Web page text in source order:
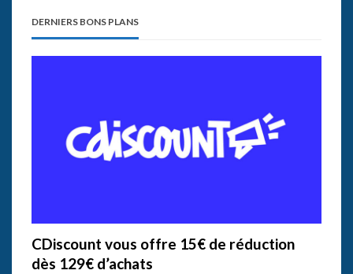
DERNIERS BONS PLANS
CDiscount vous offre 15€ de réduction
dès 129€ d’achats